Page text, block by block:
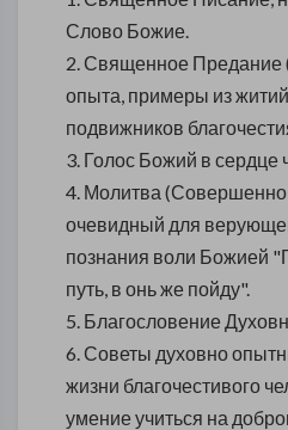
Слово Божие.
2. Священное Предание
опыта, примеры из
подвижников
3. Голос Божий в сердце
4. Молитва (Совершенно
очевидный для
познания воли Божией
путь, в онь же пойду".
5. Благословение
6. Советы духовно
жизни благочестивого
умение учиться на